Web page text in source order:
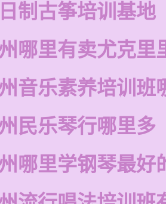
制古筝培训基地
哪里有卖尤克里
音乐素养培训班
民乐琴行哪里多
哪里学钢琴最好